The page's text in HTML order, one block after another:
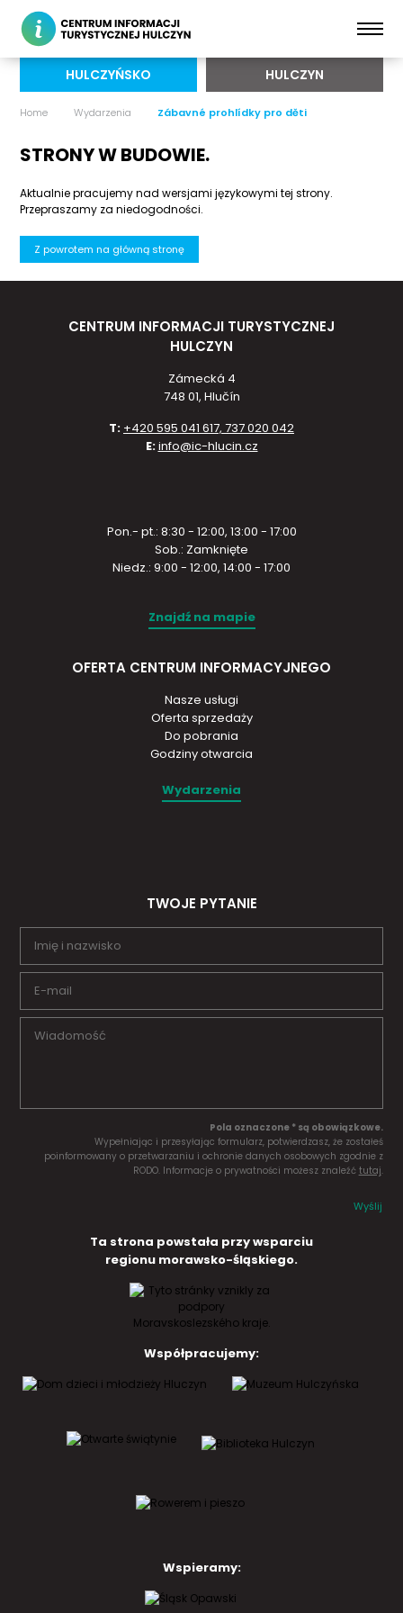
HULCZYŃSKO HULCZYN
Home Wydarzenia Zábavné prohlídky pro děti
STRONY W BUDOWIE.
Aktualnie pracujemy nad wersjami językowymi tej strony.
Przepraszamy za niedogodności.
Z powrotem na główną stronę
CENTRUM INFORMACJI TURYSTYCZNEJ
HULCZYN
Zámecká 4
748 01, Hlučín
T: +420 595 041 617, 737 020 042
E:info@ic-hlucin.cz
Pon.- pt.: 8:30 - 12:00, 13:00 - 17:00
Sob.: Zamknięte
Niedz.: 9:00 - 12:00, 14:00 - 17:00
Znajdź na mapie
OFERTA CENTRUM INFORMACYJNEGO
Nasze usługi
Oferta sprzedaży
Do pobrania
Godziny otwarcia
Wydarzenia
TWOJE PYTANIE
Pola oznaczone * są obowiązkowe.
Wypełniając i przesyłając formularz, potwierdzasz, że zostałeś
poinformowany o przetwarzaniu i ochronie danych osobowych zgodnie z
RODO. Informacje o prywatności możesz znaleźć tutaj.
Wyślij
Ta strona powstała przy wsparciu
regionu morawsko-śląskiego.
Współpracujemy:
Wspieramy: